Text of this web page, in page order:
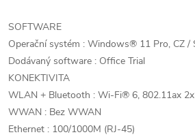
SOFTWARE
Operační systém : Windows® 11 Pro, CZ /
Dodávaný software : Office Trial
KONEKTIVITA
WLAN + Bluetooth : Wi-Fi® 6, 802.11ax
WWAN : Bez WWAN
Ethernet : 100/1000M (RJ-45)